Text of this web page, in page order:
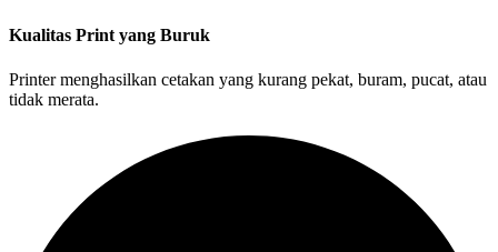
Kualitas Print yang Buruk
Printer menghasilkan cetakan yang kurang pekat, buram, pucat, atau
tidak merata.